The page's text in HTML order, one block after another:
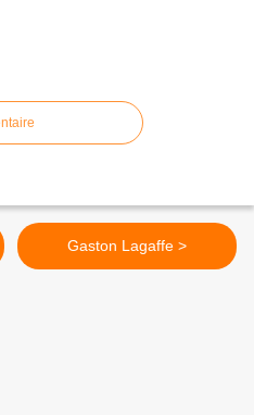
Gaston Lagaffe >